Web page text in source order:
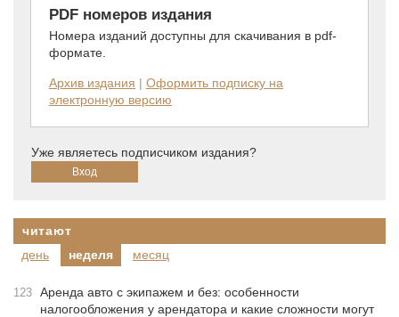
PDF номеров издания
Номера изданий доступны для скачивания в pdf-
формате.
Архив издания | Оформить подписку на
электронную версию
Уже являетесь подписчиком издания?
читают
день
неделя месяц
123 Аренда авто с экипажем и без: особенности
налогообложения у арендатора и какие сложности могут